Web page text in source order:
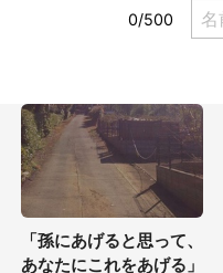
「孫にあげると思って、
あなたにこれをあげる」